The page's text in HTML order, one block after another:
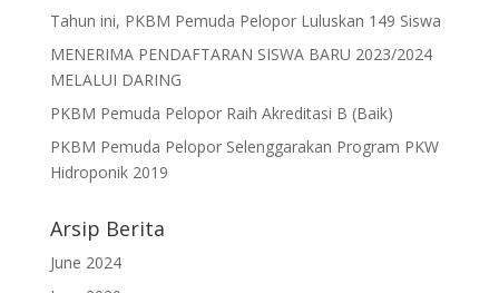
Tahun ini, PKBM Pemuda Pelopor Luluskan 149 Siswa
MENERIMA PENDAFTARAN SISWA BARU 2023/2024
MELALUI DARING
PKBM Pemuda Pelopor Raih Akreditasi B (Baik)
PKBM Pemuda Pelopor Selenggarakan Program PKW
Hidroponik 2019
Arsip Berita
June 2024